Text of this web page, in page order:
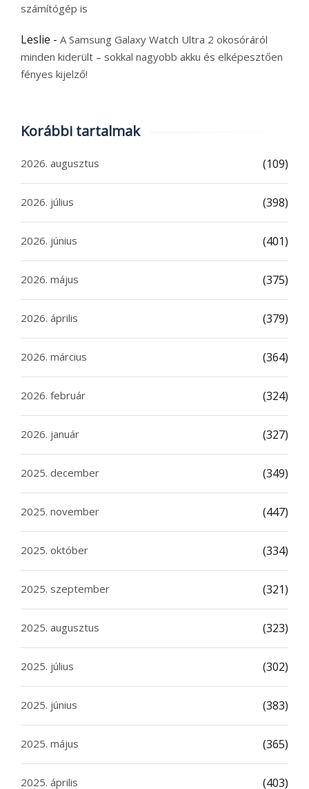
számítógép is
Leslie - A Samsung Galaxy Watch Ultra 2 okosóráról
minden kiderült – sokkal nagyobb akku és elképesztően
fényes kijelző!
Korábbi tartalmak
2026. augusztus (109)
2026. július (398)
2026. június (401)
2026. május (375)
2026. április (379)
2026. március (364)
2026. február (324)
2026. január (327)
2025. december (349)
2025. november (447)
2025. október (334)
2025. szeptember (321)
2025. augusztus (323)
2025. július (302)
2025. június (383)
2025. május (365)
2025. április (403)